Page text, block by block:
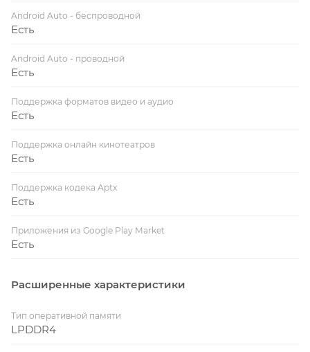
Android Auto - беспроводной
Есть
Android Auto - проводной
Есть
Поддержка форматов видео и аудио
Есть
Поддержка онлайн кинотеатров
Есть
Поддержка кодека Aptx
Есть
Приложения из Google Play Market
Есть
Расширенные характеристики
Тип оперативной памяти
LPDDR4